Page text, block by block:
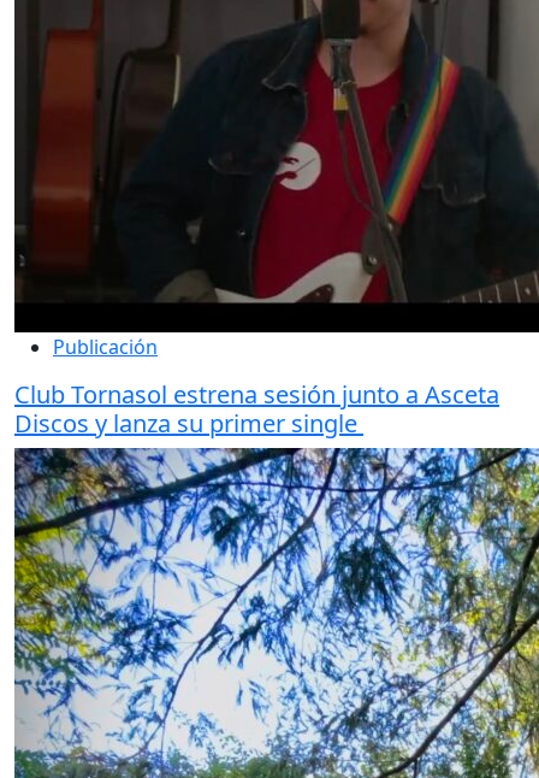
Publicación
Club Tornasol estrena sesión junto a Asceta
Discos y lanza su primer single